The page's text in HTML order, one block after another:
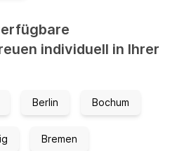
individuell in Ihrer
Berlin Bochum
Bremen